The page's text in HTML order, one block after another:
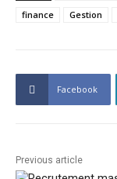
finance
Gestion
Facebook
Previous article